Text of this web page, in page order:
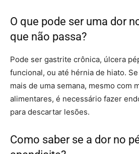
O que pode ser uma dor
que não passa?
Pode ser gastrite crônica, úlcera
funcional, ou até hérnia de hiato.
mais de uma semana, mesmo com
alimentares, é necessário fazer
para descartar lesões.
Como saber se a dor no